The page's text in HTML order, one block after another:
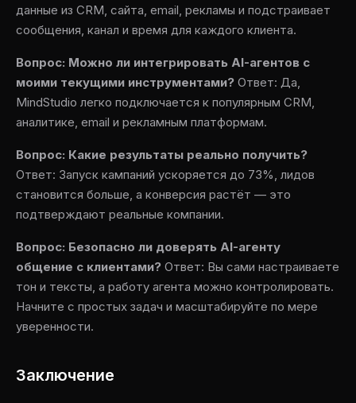
данные из CRM, сайта, email, рекламы и подстраивает
сообщения, канал и время для каждого клиента.
Вопрос: Можно ли интегрировать AI-агентов с
моими текущими инструментами? Ответ: Да,
MindStudio легко подключается к популярным CRM,
аналитике, email и рекламным платформам.
Вопрос: Какие результаты реально получить?
Ответ: Запуск кампаний ускоряется до 73%, лидов
становится больше, а конверсия растёт — это
подтверждают реальные компании.
Вопрос: Безопасно ли доверять AI-агенту
общение с клиентами? Ответ: Вы сами настраиваете
тон и тексты, а работу агента можно контролировать.
Начните с простых задач и масштабируйте по мере
уверенности.
Заключение